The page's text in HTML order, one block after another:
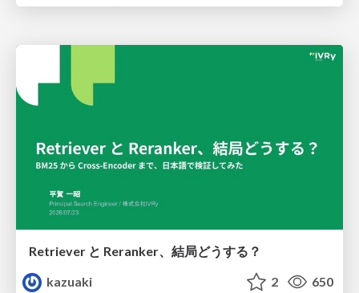
Retriever と Reranker、結局どうする？
kazuaki
2 650